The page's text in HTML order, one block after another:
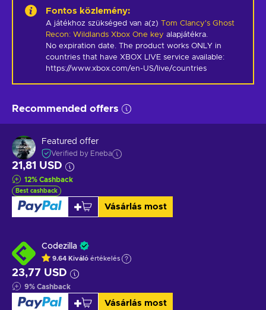
Fontos közlemény:
A játékhoz szükséged van a(z) Tom Clancy's Ghost
Recon: Wildlands Xbox One key alapjátékra.
No expiration date. The product works ONLY in
countries that have XBOX LIVE service available:
https://www.xbox.com/en-US/live/countries
Recommended offers
Featured offer
Verified by Eneba
21,81 USD
12% Cashback
Best cashback
Vásárlás most
Codezilla
9.64 Kiváló értékelés
23,77 USD
9% Cashback
Vásárlás most